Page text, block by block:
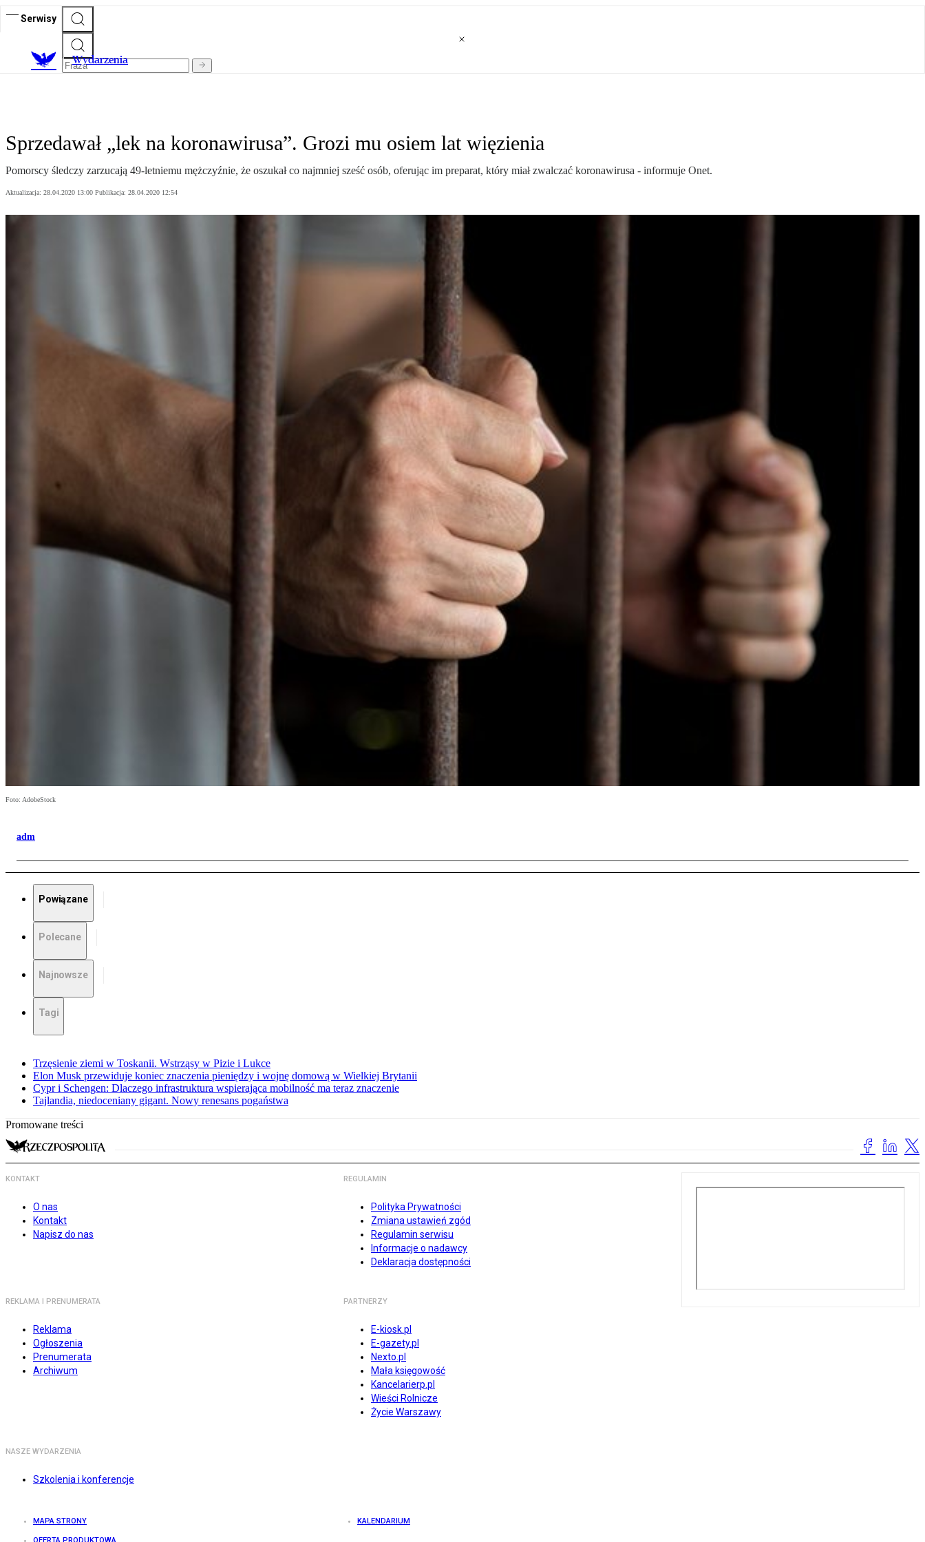
Serwisy
Wydarzenia
Sprzedawał „lek na koronawirusa”. Grozi mu osiem lat więzienia
Pomorscy śledczy zarzucają 49-letniemu mężczyźnie, że oszukał co najmniej sześć osób, oferując im preparat, który miał zwalczać koronawirusa - informuje Onet.
Aktualizacja: 28.04.2020 13:00 Publikacja: 28.04.2020 12:54
Foto: AdobeStock
adm
Powiązane
Polecane
Najnowsze
Tagi
Trzęsienie ziemi w Toskanii. Wstrząsy w Pizie i Lukce
Elon Musk przewiduje koniec znaczenia pieniędzy i wojnę domową w Wielkiej Brytanii
Cypr i Schengen: Dlaczego infrastruktura wspierająca mobilność ma teraz znaczenie
Tajlandia, niedoceniany gigant. Nowy renesans pogaństwa
Promowane treści
KONTAKT
O nas
Kontakt
Napisz do nas
REGULAMIN
Polityka Prywatności
Zmiana ustawień zgód
Regulamin serwisu
Informacje o nadawcy
Deklaracja dostępności
REKLAMA I PRENUMERATA
Reklama
Ogłoszenia
Prenumerata
Archiwum
PARTNERZY
E-kiosk.pl
E-gazety.pl
Nexto.pl
Mała księgowość
Kancelarierp.pl
Wieści Rolnicze
Życie Warszawy
NASZE WYDARZENIA
Szkolenia i konferencje
MAPA STRONY KALENDARIUM